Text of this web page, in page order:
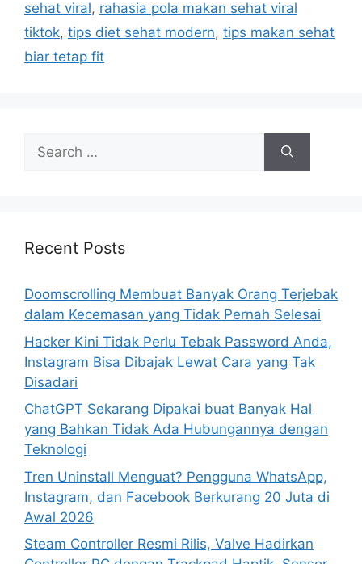
sehat viral, rahasia pola makan sehat viral
tiktok, tips diet sehat modern, tips makan sehat
biar tetap fit
h
r
:
Recent Posts
Doomscrolling Membuat Banyak Orang Terjebak
dalam Kecemasan yang Tidak Pernah Selesai
Hacker Kini Tidak Perlu Tebak Password Anda,
Instagram Bisa Dibajak Lewat Cara yang Tak
Disadari
ChatGPT Sekarang Dipakai buat Banyak Hal
yang Bahkan Tidak Ada Hubungannya dengan
Teknologi
Tren Uninstall Menguat? Pengguna WhatsApp,
Instagram, dan Facebook Berkurang 20 Juta di
Awal 2026
Steam Controller Resmi Rilis, Valve Hadirkan